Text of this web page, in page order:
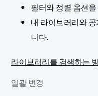
필터와 정렬 옵션
내 라이브러리와
니다.
라이브러리를 검색하는
일괄 변경